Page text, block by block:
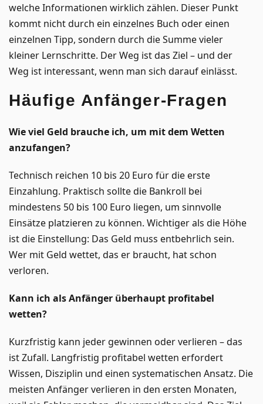
welche Informationen wirklich zählen. Dieser Punkt
kommt nicht durch ein einzelnes Buch oder einen
einzelnen Tipp, sondern durch die Summe vieler
kleiner Lernschritte. Der Weg ist das Ziel – und der
Weg ist interessant, wenn man sich darauf einlässt.
Häufige Anfänger-Fragen
Wie viel Geld brauche ich, um mit dem Wetten
anzufangen?
Technisch reichen 10 bis 20 Euro für die erste
Einzahlung. Praktisch sollte die Bankroll bei
mindestens 50 bis 100 Euro liegen, um sinnvolle
Einsätze platzieren zu können. Wichtiger als die Höhe
ist die Einstellung: Das Geld muss entbehrlich sein.
Wer mit Geld wettet, das er braucht, hat schon
verloren.
Kann ich als Anfänger überhaupt profitabel
wetten?
Kurzfristig kann jeder gewinnen oder verlieren – das
ist Zufall. Langfristig profitabel wetten erfordert
Wissen, Disziplin und einen systematischen Ansatz. Die
meisten Anfänger verlieren in den ersten Monaten,